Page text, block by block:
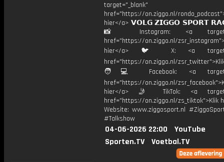
target="_blank"
href="https://on.ziggo.nl/
hier</a> 𝗩𝗢𝗟𝗚 𝗭𝗜𝗚𝗚𝗢 𝗦𝗣𝗢𝗥𝗧
📸 Instagram: <a
href="https://on.ziggo.nl/
hier</a> 🐦 X: <a
href="https://on.ziggo.nl/
🧑💻 Facebook: <a
href="https://on.ziggo.nl/
hier</a> 🤳 TikTok: <a
href="https://on.ziggo.nl/zs_tiktok">Klik
Website: www.ziggosport.nl
#Talkshow
04-06-2026 22:00
YouTube
Sporten.TV
Voetbal.TV